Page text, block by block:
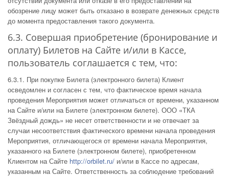
обозрение лицу может быть отказано в возврате денежных средств
до момента предоставления такого документа.
6.3. Совершая приобретение (бронирование и
оплату) Билетов на Сайте и/или в Кассе,
пользователь соглашается с тем, что:
6.3.1. При покупке Билета (электронного билета) Клиент
осведомлен и согласен с тем, что фактическое время начала
проведения Мероприятия может отличаться от времени, указанном
на Сайте и/или на Билете (электронном билете). ООО «ТКА
Звёздный дождь» не несет ответственности и не отвечает за
случаи несоответствия фактического времени начала проведения
Мероприятия, отличающегося от времени начала Мероприятия,
указанного на Билете (электронном билете), приобретенном
Клиентом на Сайте http://orbilet.ru/ и/или в Кассе по адресам,
указанным на Сайте. Ответственность за соблюдение требований